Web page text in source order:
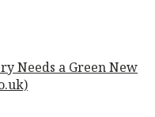
Needs a Green New